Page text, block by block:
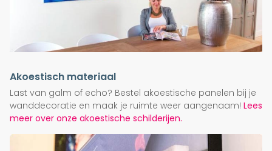
Akoestisch materiaal
Last van galm of echo? Bestel akoestische panelen bij je
wanddecoratie en maak je ruimte weer aangenaam! Lees
meer over onze akoestische schilderijen.